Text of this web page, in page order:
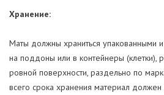
Хранение:
Маты должны храниться упакованными
на поддоны или в контейнеры (клетки),
ровной поверхности, раздельно по
всего срока хранения материал